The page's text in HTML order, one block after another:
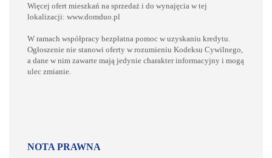
Więcej ofert mieszkań na sprzedaż i do wynajęcia w tej
lokalizacji: www.domduo.pl
W ramach współpracy bezpłatna pomoc w uzyskaniu kredytu.
Ogłoszenie nie stanowi oferty w rozumieniu Kodeksu Cywilnego,
a dane w nim zawarte mają jedynie charakter informacyjny i mogą
ulec zmianie.
NOTA PRAWNA